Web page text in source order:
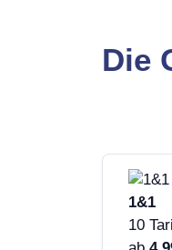
Die
1&1
10